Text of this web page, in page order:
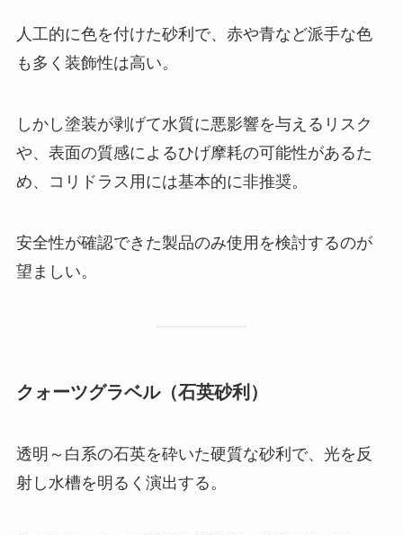
人工的に色を付けた砂利で、赤や青など派手な色
も多く装飾性は高い。
しかし塗装が剥げて水質に悪影響を与えるリスク
や、表面の質感によるひげ摩耗の可能性があるた
め、コリドラス用には基本的に非推奨。
安全性が確認できた製品のみ使用を検討するのが
望ましい。
クォーツグラベル（石英砂利）
透明～白系の石英を砕いた硬質な砂利で、光を反
射し水槽を明るく演出する。